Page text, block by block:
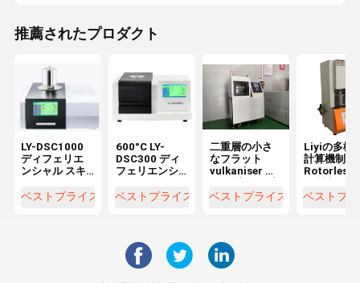
推薦されたプロダクト
LY-DSC1000
ディフェリエ
ンシャル スキ
ーター 温度
ベストプライス
600°C LY-
DSC300 ディ
フェリエンシ
カロリメータ
ベストプライス
二重層の小さ
なフラット
vulkaniser ホ
ラスチックの
ベストプライス
Liyiの多機
計算機制御
Rotorless
ベストプ